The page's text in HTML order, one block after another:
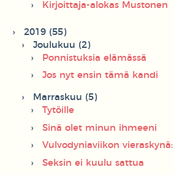
Kirjoittaja-alokas Mustonen
2019 (55)
Joulukuu (2)
Ponnistuksia elämässä
Jos nyt ensin tämä kandi
Marraskuu (5)
Tytöille
Sinä olet minun ihmeeni
Vulvodyniaviikon
Seksin ei kuulu sattua